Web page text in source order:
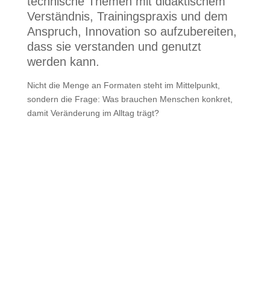
Verständnis, Trainingspraxis und dem
Anspruch, Innovation so aufzubereiten,
dass sie verstanden und genutzt
werden kann.
Nicht die Menge an Formaten steht im Mittelpunkt,
sondern die Frage: Was brauchen Menschen konkret,
damit Veränderung im Alltag trägt?